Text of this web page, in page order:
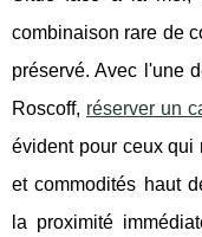
combinaison rare de
préservé. Avec l'une
Roscoff, réserver un
évident pour ceux qui
et commodités haut
la proximité